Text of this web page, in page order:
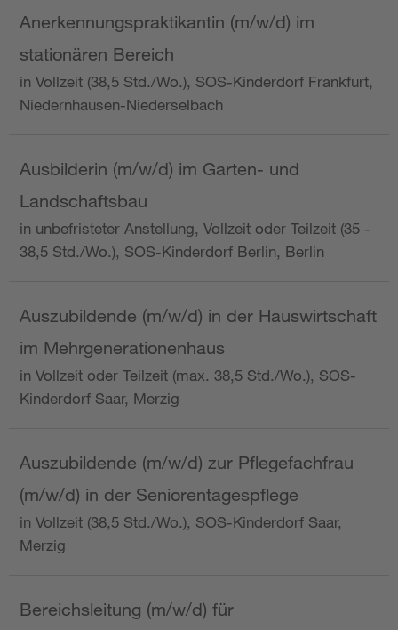
Anerkennungspraktikantin (m/w/d) im
stationären Bereich
in Vollzeit (38,5 Std./Wo.), SOS-Kinderdorf Frankfurt,
Niedernhausen-Niederselbach
Ausbilderin (m/w/d) im Garten- und
Landschaftsbau
in unbefristeter Anstellung, Vollzeit oder Teilzeit (35 -
38,5 Std./Wo.), SOS-Kinderdorf Berlin, Berlin
Auszubildende (m/w/d) in der Hauswirtschaft
im Mehrgenerationenhaus
in Vollzeit oder Teilzeit (max. 38,5 Std./Wo.), SOS-
Kinderdorf Saar, Merzig
Auszubildende (m/w/d) zur Pflegefachfrau
(m/w/d) in der Seniorentagespflege
in Vollzeit (38,5 Std./Wo.), SOS-Kinderdorf Saar,
Merzig
Bereichsleitung (m/w/d) für